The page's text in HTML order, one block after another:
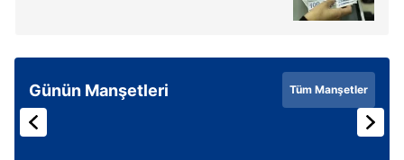
Günün Manşetleri Tüm Manşetler